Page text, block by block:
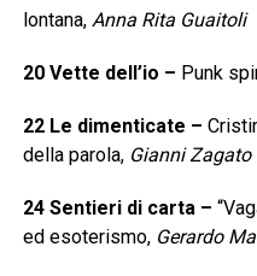
lontana, Anna Rita Guaitoli
20 Vette dell’io – Punk
22 Le dimenticate –
della parola, Gianni Zagato
24 Sentieri di carta–
ed esoterismo, Gerardo